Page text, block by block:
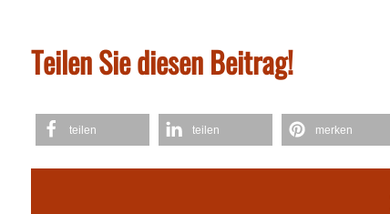
Teilen Sie diesen Beitrag!
teilen teilen merken